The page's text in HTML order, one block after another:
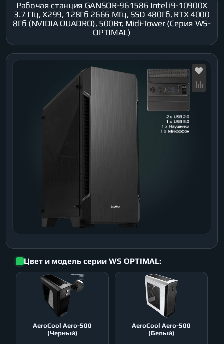
Рабочая станция GANSOR-961586 Intel i9-10900X
3.7 ГГц, X299, 128Гб 2666 МГц, SSD 480Гб, RTX 4000
8Гб (NVIDIA QUADRO), 500Вт, Midi-Tower (Серия WS-
OPTIMAL)
Цвет и модель серии WS OPTIMAL:
AeroСool Aero-500
(Черный)
AeroСool Aero-500
(Белый)